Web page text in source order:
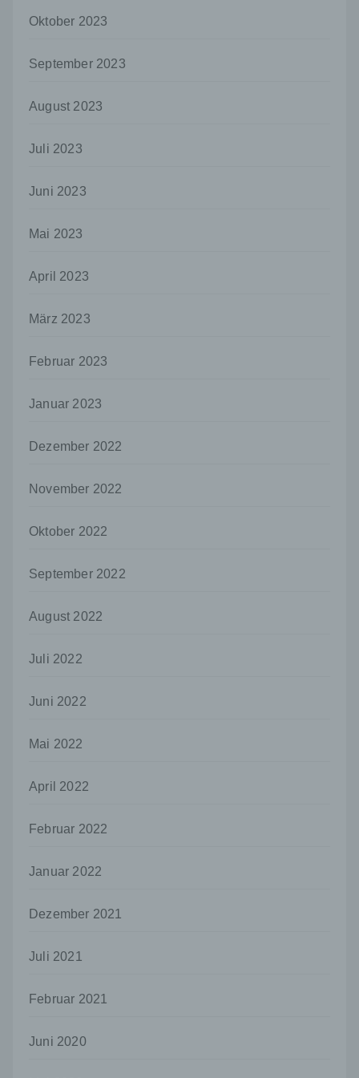
Oktober 2023
September 2023
August 2023
Juli 2023
Juni 2023
Mai 2023
April 2023
März 2023
Februar 2023
Januar 2023
Dezember 2022
November 2022
Oktober 2022
September 2022
August 2022
Juli 2022
Juni 2022
Mai 2022
April 2022
Februar 2022
Januar 2022
Dezember 2021
Juli 2021
Februar 2021
Juni 2020
dass die personenbezogenen Daten nicht
Verantwortlicher oder für die Verarbeitung
juristische Person, Behörde, Einrichtung
und Mittel der Verarbeitung von
Sind die Zwecke und Mittel dieser
Verarbeitung durch das Unionsrecht oder
so kann der Verantwortliche
Unionsrecht oder dem Recht der
h) Auftragsverarbeiter
juristische Person, Behörde, Einrichtung
Daten im Auftrag des Verantwortlichen
verarbeitet.
i) Empfänger
Stelle, der personenbezogene Daten
es sich bei ihr um einen Dritten handelt oder
dem Unionsrecht oder dem Recht der
jedoch nicht als Empfänger.
j) Dritter
Stelle außer der betroffenen Person, dem
und den Personen, die unter der
Auftragsverarbeiters befugt sind, die
k) Einwilligung
Person freiwillig für den bestimmten Fall in
einer Erklärung oder einer sonstigen
die betroffene Person zu verstehen gibt, dass
ist.